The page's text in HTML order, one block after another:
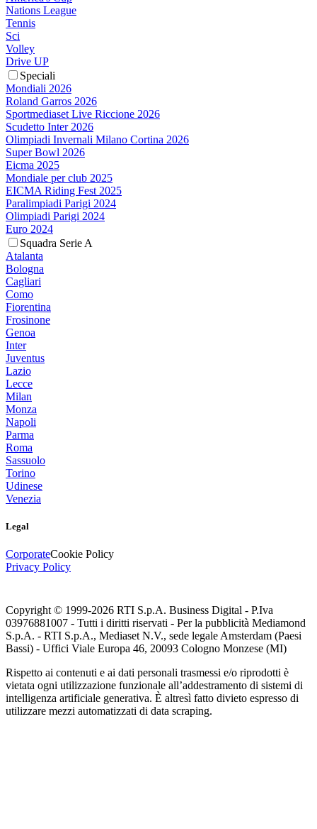
Nations League
Tennis
Sci
Volley
Drive UP
Speciali
Mondiali 2026
Roland Garros 2026
Sportmediaset Live Riccione 2026
Scudetto Inter 2026
Olimpiadi Invernali Milano Cortina 2026
Super Bowl 2026
Eicma 2025
Mondiale per club 2025
EICMA Riding Fest 2025
Paralimpiadi Parigi 2024
Olimpiadi Parigi 2024
Euro 2024
Squadra Serie A
Atalanta
Bologna
Cagliari
Como
Fiorentina
Frosinone
Genoa
Inter
Juventus
Lazio
Lecce
Milan
Monza
Napoli
Parma
Roma
Sassuolo
Torino
Udinese
Venezia
Legal
CorporateCookie Policy
Privacy Policy
Copyright © 1999-2026 RTI S.p.A. Business Digital - P.Iva
03976881007 - Tutti i diritti riservati - Per la pubblicità Mediamond
S.p.A. - RTI S.p.A., Mediaset N.V., sede legale Amsterdam (Paesi
Bassi) - Uffici Viale Europa 46, 20093 Cologno Monzese (MI)
Rispetto ai contenuti e ai dati personali trasmessi e/o riprodotti è
vietata ogni utilizzazione funzionale all’addestramento di sistemi di
intelligenza artificiale generativa. È altresì fatto divieto espresso di
utilizzare mezzi automatizzati di data scraping.